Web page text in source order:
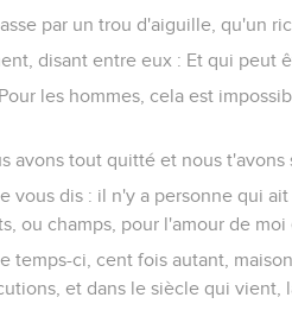
par un trou d'aiguille, qu'un
disant entre eux : Et qui peut
les hommes, cela est
avons tout quitté et nous t'avons
vous dis : il n'y a personne qui
ou champs, pour l'amour de
temps-ci, cent fois autant,
et dans le siècle qui vient,